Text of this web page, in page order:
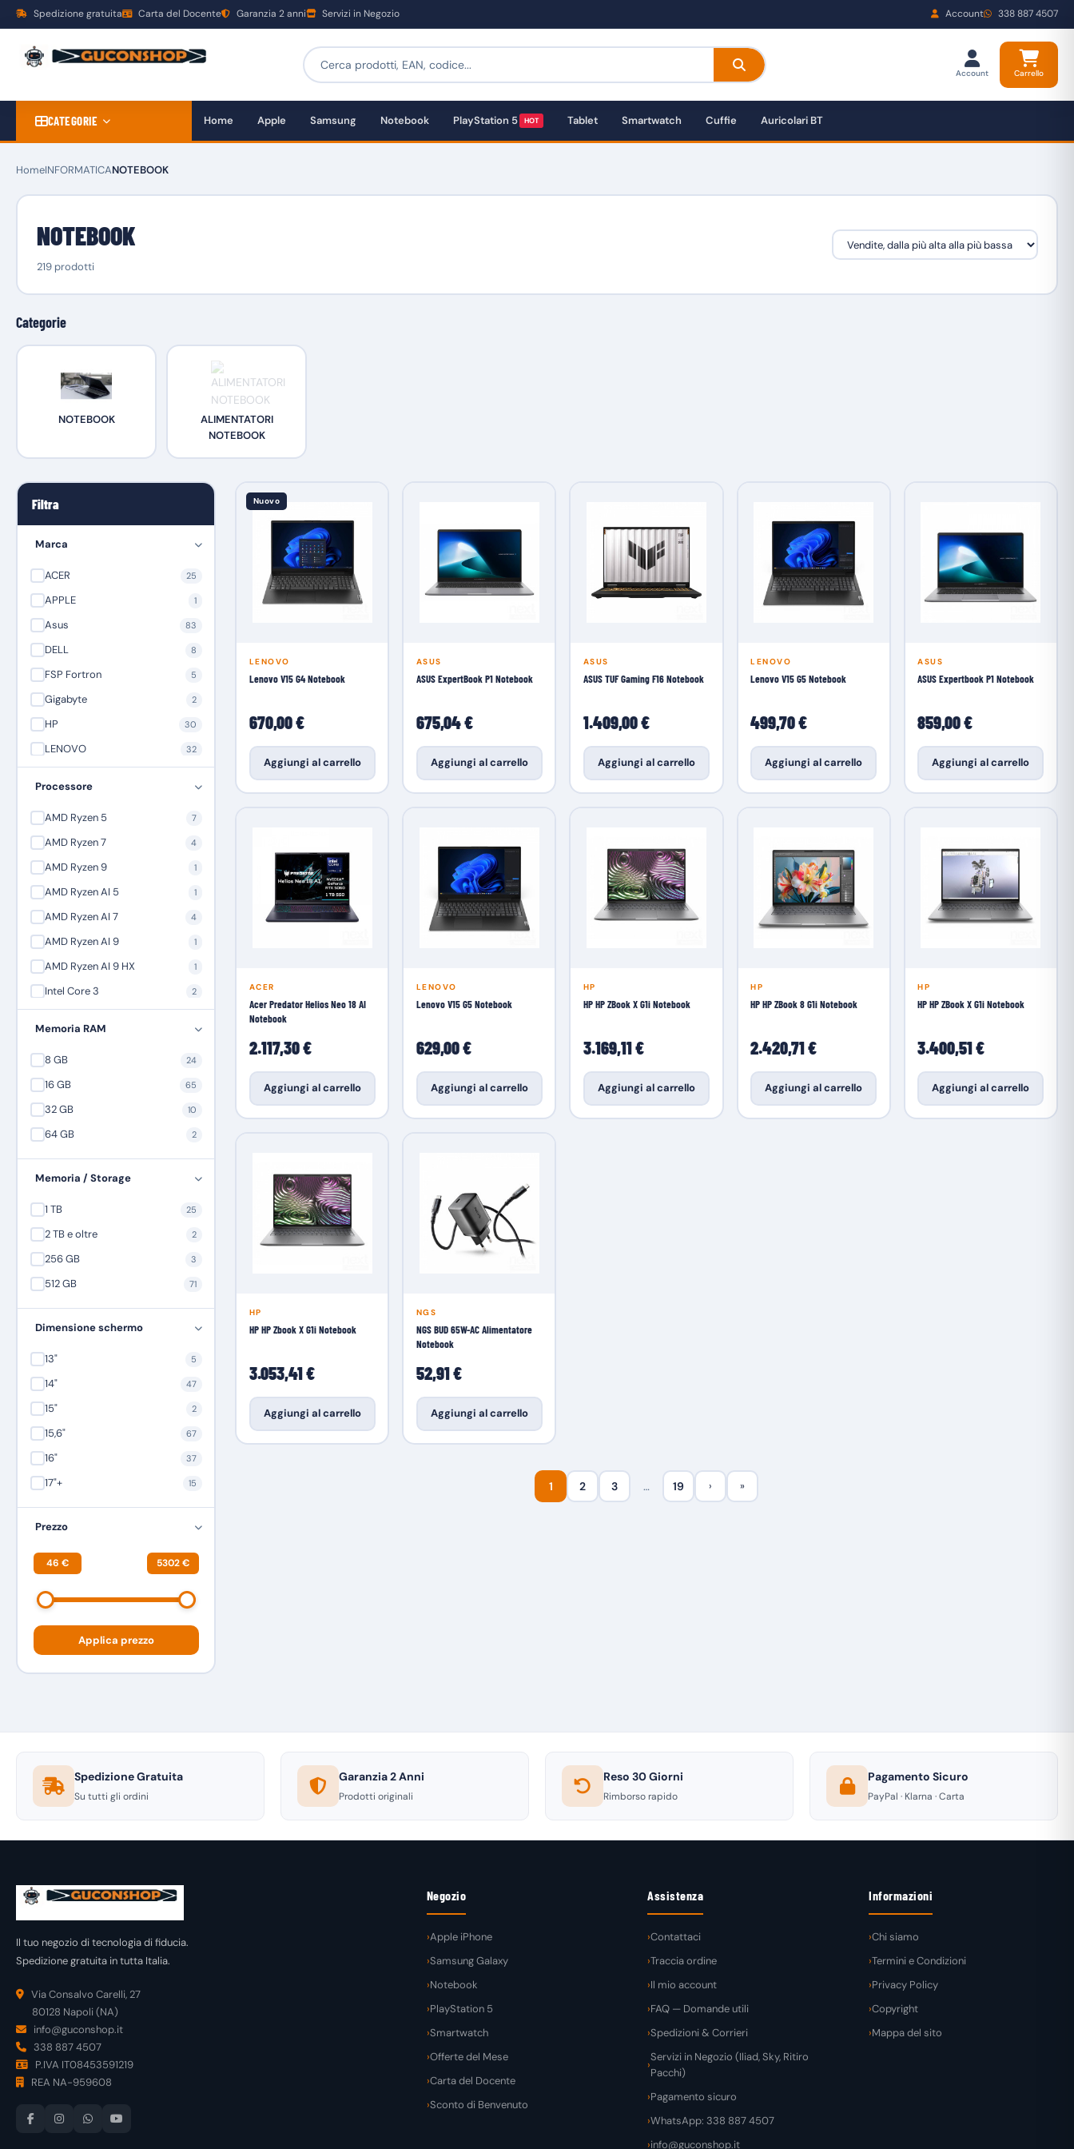
Spedizione gratuita Carta del Docente Garanzia 2 anni Servizi in Negozio Account 338 887 4507
Account Carrello
CATEGORIE Home Apple Samsung Notebook PlayStation 5 HOT Tablet Smartwatch Cuffie Auricolari BT
HomeINFORMATICANOTEBOOK
NOTEBOOK
219 prodotti
Categorie
NOTEBOOK
ALIMENTATORI
NOTEBOOK
Filtra
Marca
ACER 25
APPLE 1
Asus 83
DELL 8
FSP Fortron 5
Gigabyte 2
HP 30
LENOVO 32
NGS 5
Orico 1
SAMSUNG 16
Processore
AMD Ryzen 5 7
AMD Ryzen 7 4
AMD Ryzen 9 1
AMD Ryzen AI 5 1
AMD Ryzen AI 7 4
AMD Ryzen AI 9 1
AMD Ryzen AI 9 HX 1
Intel Core 3 2
Intel Core i3 3
Intel Core i3 N-series 1
Intel Core i5 13
Intel Core i7 9
Intel Core Ultra 9 5
Memoria RAM
8 GB 24
16 GB 65
32 GB 10
64 GB 2
Memoria / Storage
1 TB 25
2 TB e oltre 2
256 GB 3
512 GB 71
Dimensione schermo
13" 5
14" 47
15" 2
15,6" 67
16" 37
17"+ 15
Prezzo
46 € 5302 €
Applica prezzo
Nuovo
LENOVO
Lenovo V15 G4 Notebook
670,00 €
Aggiungi al carrello
ASUS
ASUS ExpertBook P1 Notebook
675,04 €
Aggiungi al carrello
ASUS
ASUS TUF Gaming F16 Notebook
1.409,00 €
Aggiungi al carrello
LENOVO
Lenovo V15 G5 Notebook
499,70 €
Aggiungi al carrello
ASUS
ASUS Expertbook P1 Notebook
859,00 €
Aggiungi al carrello
ACER
Acer Predator Helios Neo 18 AI
Notebook
2.117,30 €
Aggiungi al carrello
LENOVO
Lenovo V15 G5 Notebook
629,00 €
Aggiungi al carrello
HP
HP HP ZBook X G1i Notebook
3.169,11 €
Aggiungi al carrello
HP
HP HP ZBook 8 G1i Notebook
2.420,71 €
Aggiungi al carrello
HP
HP HP ZBook X G1i Notebook
3.400,51 €
Aggiungi al carrello
HP
HP HP Zbook X G1i Notebook
3.053,41 €
Aggiungi al carrello
NGS
NGS BUD 65W-AC Alimentatore
Notebook
52,91 €
Aggiungi al carrello
1 2 3 … 19 › »
Spedizione Gratuita
Su tutti gli ordini
Garanzia 2 Anni
Prodotti originali
Reso 30 Giorni
Rimborso rapido
Pagamento Sicuro
PayPal · Klarna · Carta
Il tuo negozio di tecnologia di fiducia.
Spedizione gratuita in tutta Italia.
Via Consalvo Carelli, 27
80128 Napoli (NA)
info@guconshop.it
338 887 4507
P.IVA IT08453591219
REA NA-959608
Negozio
Apple iPhone
Samsung Galaxy
Notebook
PlayStation 5
Smartwatch
Offerte del Mese
Carta del Docente
Sconto di Benvenuto
Assistenza
Contattaci
Traccia ordine
Il mio account
FAQ — Domande utili
Spedizioni & Corrieri
Servizi in Negozio (Iliad, Sky, Ritiro
Pacchi)
Pagamento sicuro
WhatsApp: 338 887 4507
info@guconshop.it
Informazioni
Chi siamo
Termini e Condizioni
Privacy Policy
Copyright
Mappa del sito